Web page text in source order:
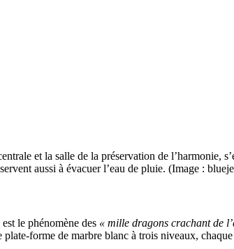
et la salle de la préservation de l’harmonie,
aussi à évacuer l’eau de pluie. (Image :
est le phénomène des « mille dragons crachant de
forme de marbre blanc à trois niveaux,